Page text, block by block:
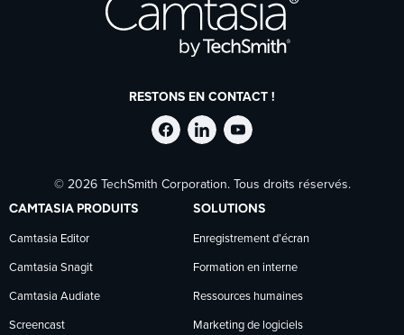
RESTONS EN CONTACT !
Suivre
TechSmith
sur
Facebook
Suivre
TechSmith
sur
LinkedIn
Suivre
TechSmith
sur
YouTube
© 2026 TechSmith Corporation. Tous droits réservés.
CAMTASIA PRODUITS
Camtasia Editor
Camtasia Snagit
Camtasia Audiate
Screencast
SOLUTIONS
Enregistrement d’écran
Formation en interne
Ressources humaines
Marketing de logiciels